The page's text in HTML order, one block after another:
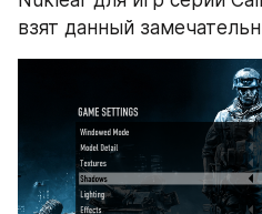
взят данный